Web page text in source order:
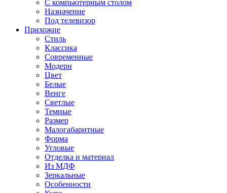
С компьютерным столом
Назначение
Под телевизор
Прихожие
Стиль
Классика
Современные
Модерн
Цвет
Белые
Венге
Светлые
Темные
Размер
Малогабаритные
Форма
Угловые
Отделка и материал
Из МДФ
Зеркальные
Особенности